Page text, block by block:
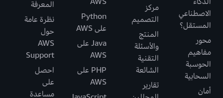
الاصطناعي
المستقل؟
محور
مفاهيم
الحوسبة
السحابية
أمان
مركز
التصميم
المنتج
والأسئلة
التقنية
الشائعة
تقارير
Python
على AWS
Java على
AWS
PHP على
AWS
المعرفة
نظرة عامة
حول
AWS
Support
احصل
على
مساعدة